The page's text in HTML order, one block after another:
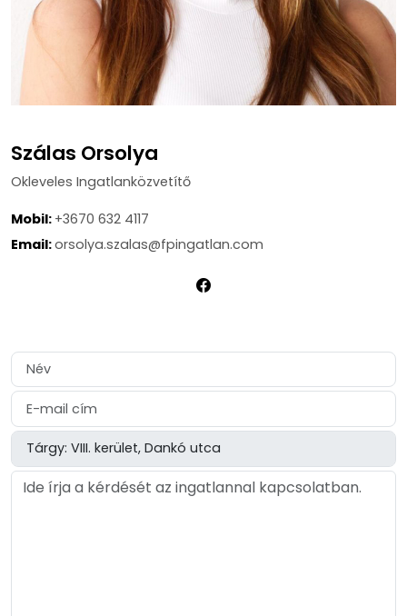
Szálas Orsolya
Okleveles Ingatlanközvetítő
Mobil: +3670 632 4117
Email:orsolya.szalas@fpingatlan.com